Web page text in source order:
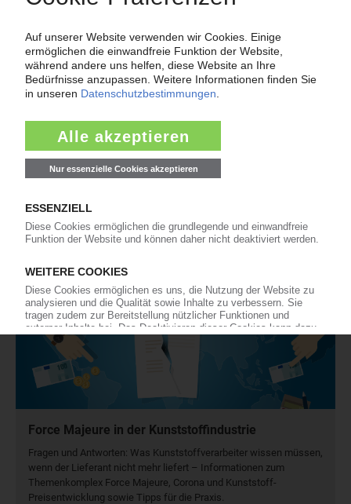
bolta-werke pe-ld ethylen
KI Polymerpreise
100 Zeitreihen für den Polymermarkt
Charts und Datentabellen
Marktreports und Marktdaten
Jetzt kostenlos testen
Thema "Force Majeure"
Force Majeure in der Kunststoffindustrie
Fragen und Antworten: Was Kunst­stoff­verarbeiter wissen müssen,
wenn der Lieferant nicht mehr liefert – Informationen zum
Themenkomplex Force Majeure, Corona und Kunststoff-
Preisentwicklung sowie Tipps für die Praxis.